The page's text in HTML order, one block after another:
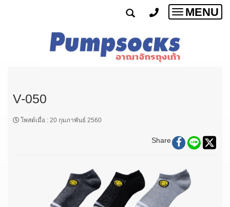
Toggle
MENU
V-050
โพสต์เมื่อ : 20 กุมภาพันธ์ 2560
Share